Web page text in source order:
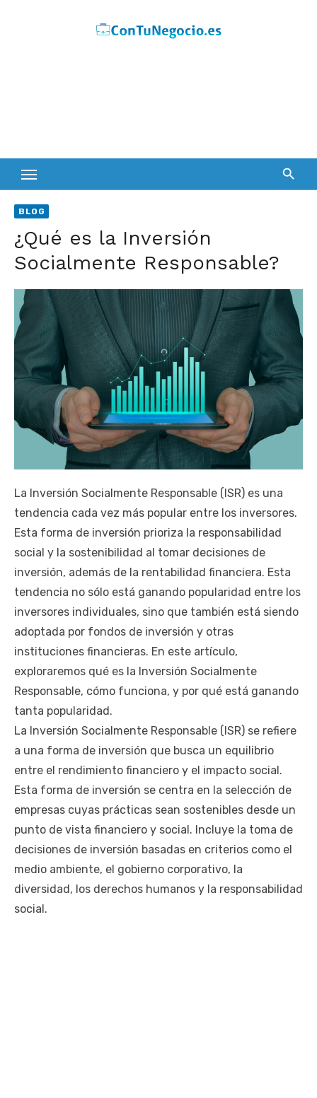
BLOG
¿Qué es la Inversión
Socialmente Responsable?
La Inversión Socialmente Responsable (ISR) es una
tendencia cada vez más popular entre los inversores.
Esta forma de inversión prioriza la responsabilidad
social y la sostenibilidad al tomar decisiones de
inversión, además de la rentabilidad financiera. Esta
tendencia no sólo está ganando popularidad entre los
inversores individuales, sino que también está siendo
adoptada por fondos de inversión y otras
instituciones financieras. En este artículo,
exploraremos qué es la Inversión Socialmente
Responsable, cómo funciona, y por qué está ganando
tanta popularidad.
La Inversión Socialmente Responsable (ISR) se refiere
a una forma de inversión que busca un equilibrio
entre el rendimiento financiero y el impacto social.
Esta forma de inversión se centra en la selección de
empresas cuyas prácticas sean sostenibles desde un
punto de vista financiero y social. Incluye la toma de
decisiones de inversión basadas en criterios como el
medio ambiente, el gobierno corporativo, la
diversidad, los derechos humanos y la responsabilidad
social.